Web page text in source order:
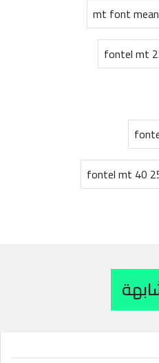
mt font
fontel mt
fontel mt 40